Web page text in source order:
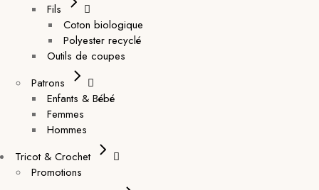
Fils
Coton biologique
Polyester recyclé
Outils de coupes
Patrons
Enfants & Bébé
Femmes
Hommes
Tricot & Crochet
Promotions